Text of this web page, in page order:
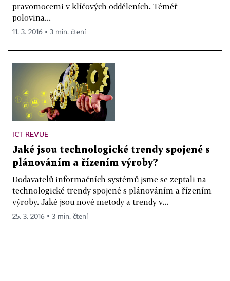
pravomocemi v klíčových odděleních. Téměř
polovina...
11. 3. 2016 ▪ 3 min. čtení
ICT REVUE
Jaké jsou technologické trendy spojené s
plánováním a řízením výroby?
Dodavatelů informačních systémů jsme se zeptali na
technologické trendy spojené s plánováním a řízením
výroby. Jaké jsou nové metody a trendy v...
25. 3. 2016 ▪ 3 min. čtení